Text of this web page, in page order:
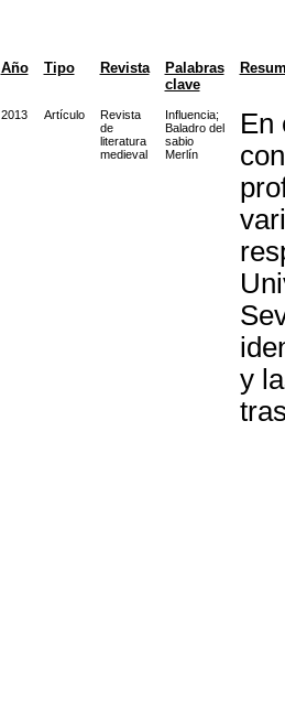
Año Tipo Revista
Palabras
clave
2013 Artículo
Revista
de
literatura
medieval
Influencia;
Baladro del
sabio
Merlín
En
y